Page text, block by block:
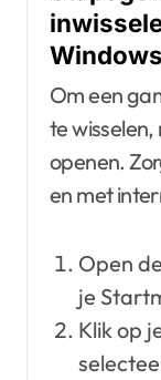
Om een
te
openen.
en met
Open
je
Klik op